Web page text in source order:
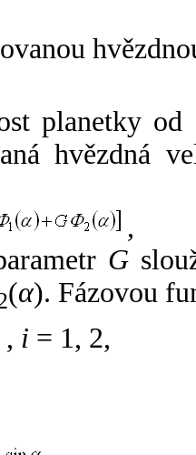
planetky od
hvězdná
,
G
(α). Fázovou
, i = 1, 2,